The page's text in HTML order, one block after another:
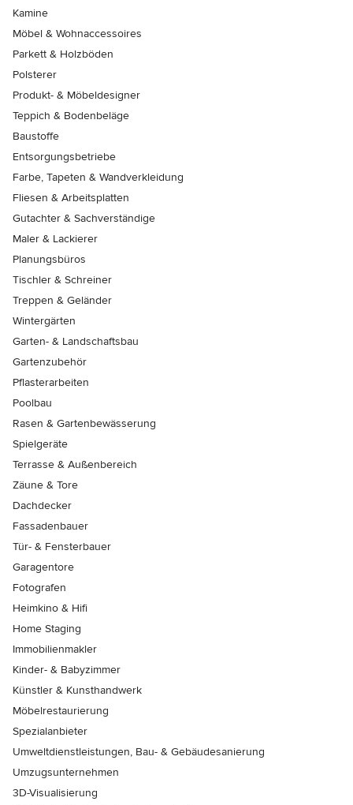
Kamine
Möbel & Wohnaccessoires
Parkett & Holzböden
Polsterer
Produkt- & Möbeldesigner
Teppich & Bodenbeläge
Baustoffe
Entsorgungsbetriebe
Farbe, Tapeten & Wandverkleidung
Fliesen & Arbeitsplatten
Gutachter & Sachverständige
Maler & Lackierer
Planungsbüros
Tischler & Schreiner
Treppen & Geländer
Wintergärten
Garten- & Landschaftsbau
Gartenzubehör
Pflasterarbeiten
Poolbau
Rasen & Gartenbewässerung
Spielgeräte
Terrasse & Außenbereich
Zäune & Tore
Dachdecker
Fassadenbauer
Tür- & Fensterbauer
Garagentore
Fotografen
Heimkino & Hifi
Home Staging
Immobilienmakler
Kinder- & Babyzimmer
Künstler & Kunsthandwerk
Möbelrestaurierung
Spezialanbieter
Umweltdienstleistungen, Bau- & Gebäudesanierung
Umzugsunternehmen
3D-Visualisierung